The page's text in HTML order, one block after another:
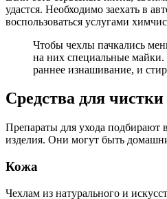
удастся. Необходимо заехать в
воспользоваться услугами
Чтобы чехлы пачкались
на них специальные
раннее изнашивание, и
Средства для чистки
Препараты для ухода подбирают
изделия. Они могут быть
Кожа
Чехлам из натурального и